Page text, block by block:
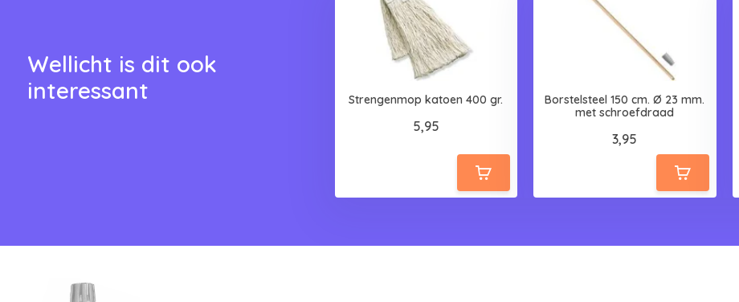
Wellicht is dit ook
interessant
Strengenmop katoen 400 gr.
5,95
Borstelsteel 150 cm. Ø 23 mm.
met schroefdraad
3,95